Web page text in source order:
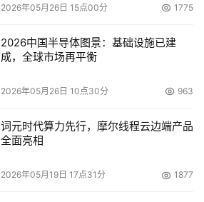
2026年05月26日 15点00分 1775
2026中国半导体图景：基础设施已建
成，全球市场再平衡
2026年05月26日 10点30分 963
词元时代算力先行，摩尔线程云边端产品
全面亮相
2026年05月19日 17点31分 1877